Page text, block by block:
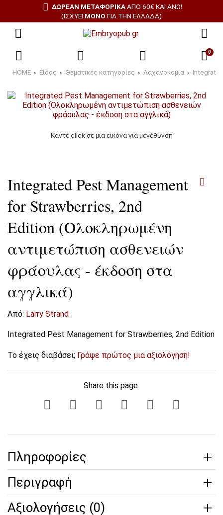
ΔΩΡΕΑΝ ΜΕΤΑΦΟΡΙΚΑΑΠΌ 60€ ΚΑΙ ΆΝΩ!
(ΙΣΧΎΕΙ ΜΌΝΟ ΓΙΑ ΤΗΝ ΕΛΛΆΔΑ)
0
HOME Είδος Θεματικές κατηγορίες Λαχανοκομία
Κάντε click σε μια εικόνα για μεγέθυνση
Integrated Pest Management
for Strawberries, 2nd
Edition (Ολοκληρωμένη
αντιμετώπιση ασθενειών
φράουλας - έκδοση στα
αγγλικά)
Από: Larry Strand
Integrated Pest Management for Strawberries, 2nd Edition
Το έχεις διαβάσει; Γράψε πρώτος μια αξιολόγηση!
Share this page:
Πληροφορίες
Περιγραφή
Αξιολογήσεις (0)